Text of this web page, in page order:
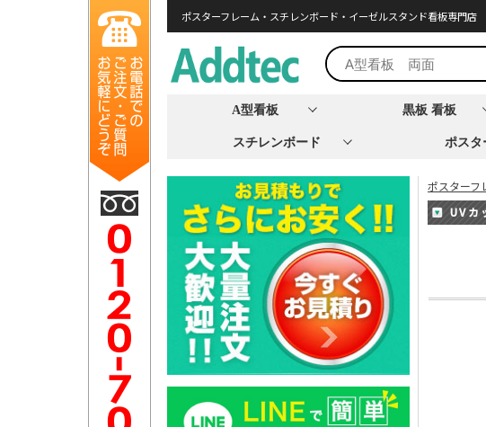
ポスターフレーム・スチレンボード・イーゼルスタンド看板専門店
A型看板 黒板 看板
スチレンボード ポスタ
ポスターフ
UVカ